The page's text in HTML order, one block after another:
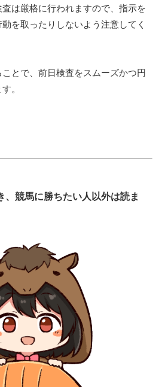
は厳格に行われますので、指示を
を取ったりしないよう注意してく
とで、前日検査をスムーズかつ円
。
、競馬に勝ちたい人以外は読ま